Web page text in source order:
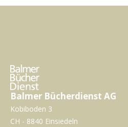
Balmer Bücherdienst AG
Kobiboden 3
CH - 8840 Einsiedeln